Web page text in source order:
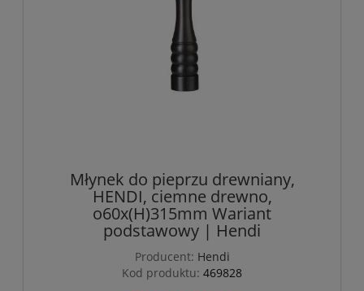
Młynek do pieprzu drewniany,
HENDI, ciemne drewno,
o60x(H)315mm Wariant
podstawowy | Hendi
Producent: Hendi
Kod produktu: 469828